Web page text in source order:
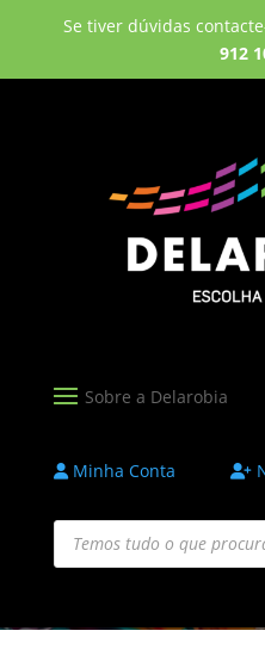
Se tiver dúvidas
912
Minha Conta
Products
search